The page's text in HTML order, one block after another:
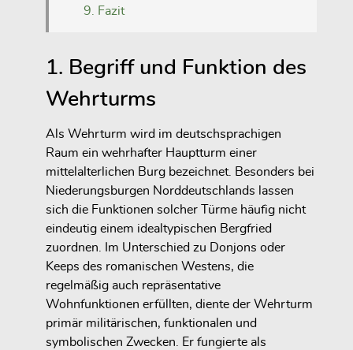
9. Fazit
1. Begriff und Funktion des
Wehrturms
Als Wehrturm wird im deutschsprachigen
Raum ein wehrhafter Hauptturm einer
mittelalterlichen Burg bezeichnet. Besonders bei
Niederungsburgen Norddeutschlands lassen
sich die Funktionen solcher Türme häufig nicht
eindeutig einem idealtypischen Bergfried
zuordnen. Im Unterschied zu Donjons oder
Keeps des romanischen Westens, die
regelmäßig auch repräsentative
Wohnfunktionen erfüllten, diente der Wehrturm
primär militärischen, funktionalen und
symbolischen Zwecken. Er fungierte als